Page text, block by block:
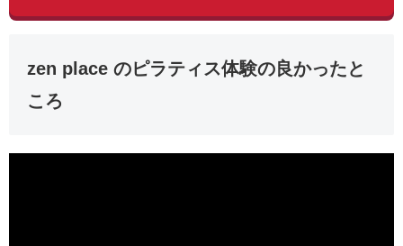
zen place のピラティス体験の良かったと
ころ